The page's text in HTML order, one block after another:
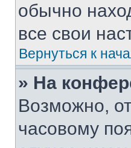
обычно
все свои
Вернуться к
» На
Возможно,
часовому